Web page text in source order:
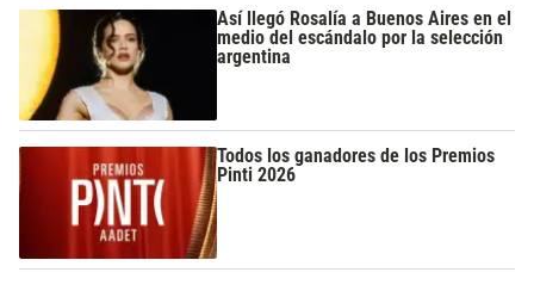
Así llegó Rosalía a Buenos Aires en el
medio del escándalo por la selección
argentina
Todos los ganadores de los Premios
Pinti 2026